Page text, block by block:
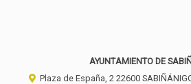
AYUNTAMIENTO DE
Plaza de España, 2 22600